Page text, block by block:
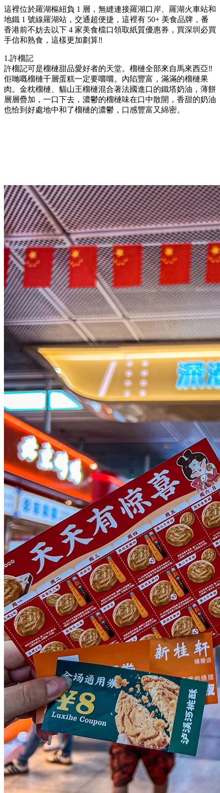
這裡位於羅湖樞紐負 1 層，無縫連接羅湖口岸、羅湖火車站和
地鐵 1 號線羅湖站，交通超便捷，這裡有 50+ 美食品牌，番
香港前不妨去以下 4 家美食檔口領取紙質優惠券，買深圳必買
手信和熟食，這樣更加劃算‼
1.許榴記
許榴記可是榴槤甜品愛好者的天堂。榴槤全部來自馬來西亞‼
佢哋嘅榴槤千層蛋糕一定要嚐嚐。內陷豐富，滿滿的榴槤果
肉。金枕榴槤、貓山王榴槤混合著法國進口的鐵塔奶油，薄餅
層層疊加，一口下去，濃鬱的榴槤味在口中散開，香甜的奶油
也恰到好處地中和了榴槤的濃鬱，口感豐富又綿密。